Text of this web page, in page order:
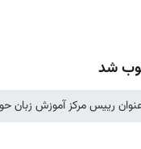
شد
رییس مرکز آموزش زبان